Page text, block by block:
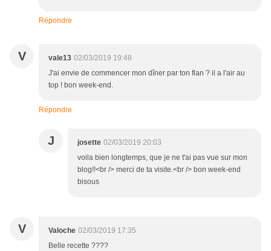
Répondre
V vale13 02/03/2019 19:48
J'ai envie de commencer mon dîner par ton flan ? il a l'air au
top ! bon week-end.
Répondre
J josette 02/03/2019 20:03
voila bien longtemps, que je ne t'ai pas vue sur mon
blog!!<br /> merci de ta visite.<br /> bon week-end
bisous
V Valoche 02/03/2019 17:35
Belle recette ????